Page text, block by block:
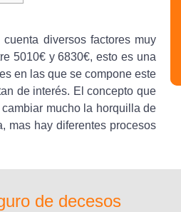
diversos factores muy
5010€ y 6830€, esto es una
en las que se compone este
de interés. El concepto que
mucho la horquilla de
mas hay diferentes procesos
de decesos